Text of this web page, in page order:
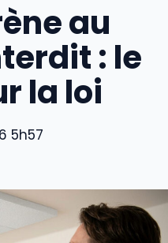
au
: le
la loi
5h57